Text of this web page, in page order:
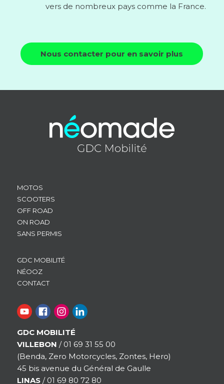
vers de nombreux pays comme la France.
Nous contacter pour en savoir plus
MOTOS
SCOOTERS
OFF ROAD
ON ROAD
SANS PERMIS
GDC MOBILITÉ
NÉOOZ
CONTACT
GDC MOBILITÉ
VILLEBON / 01 69 31 55 00
(Benda, Zero Motorcycles, Zontes, Hero)
45 bis avenue du Général de Gaulle
LINAS/ 01 69 80 72 80